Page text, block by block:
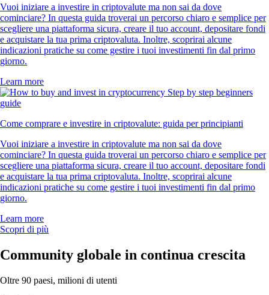
Vuoi iniziare a investire in criptovalute ma non sai da dove
cominciare? In questa guida troverai un percorso chiaro e semplice per
scegliere una piattaforma sicura, creare il tuo account, depositare fondi
e acquistare la tua prima criptovaluta. Inoltre, scoprirai alcune
indicazioni pratiche su come gestire i tuoi investimenti fin dal primo
giorno.
Learn more
Come comprare e investire in criptovalute: guida per principianti
Vuoi iniziare a investire in criptovalute ma non sai da dove
cominciare? In questa guida troverai un percorso chiaro e semplice per
scegliere una piattaforma sicura, creare il tuo account, depositare fondi
e acquistare la tua prima criptovaluta. Inoltre, scoprirai alcune
indicazioni pratiche su come gestire i tuoi investimenti fin dal primo
giorno.
Learn more
Scopri di più
Community globale in continua crescita
Oltre 90 paesi, milioni di utenti